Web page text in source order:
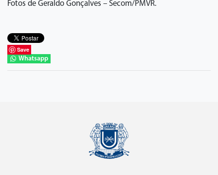
Fotos de Geraldo Gonçalves – Secom/PMVR.
Save
Whatsapp